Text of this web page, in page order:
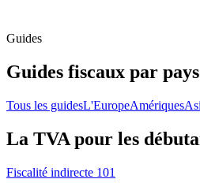
Guides
Guides fiscaux par pays
Tous les guidesL'EuropeAmériques
La TVA pour les
Fiscalité indirecte 101